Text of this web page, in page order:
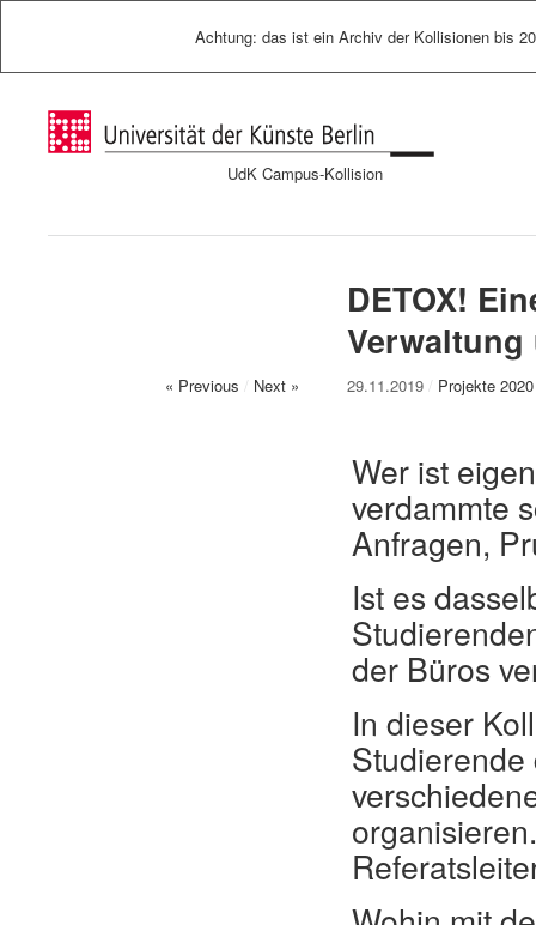
Achtung: das ist ein Archiv der Kollisionen bis
UdK Campus-Kollision
DETOX!
« Previous / Next » 29.11.2019 / Projekte 2020
Wer ist
verdammte
Anfragen,
Ist es
der Büros
In dieser